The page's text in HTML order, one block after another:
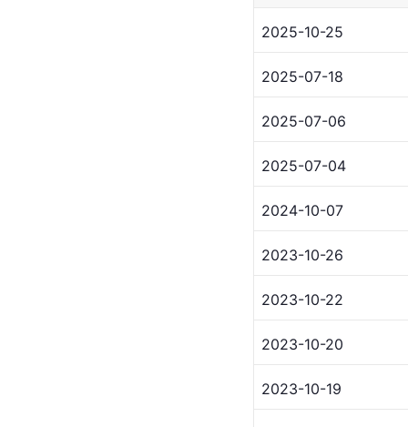
2025-10-25
2025-07-18
2025-07-06
2025-07-04
2024-10-07
2023-10-26
2023-10-22
2023-10-20
2023-10-19